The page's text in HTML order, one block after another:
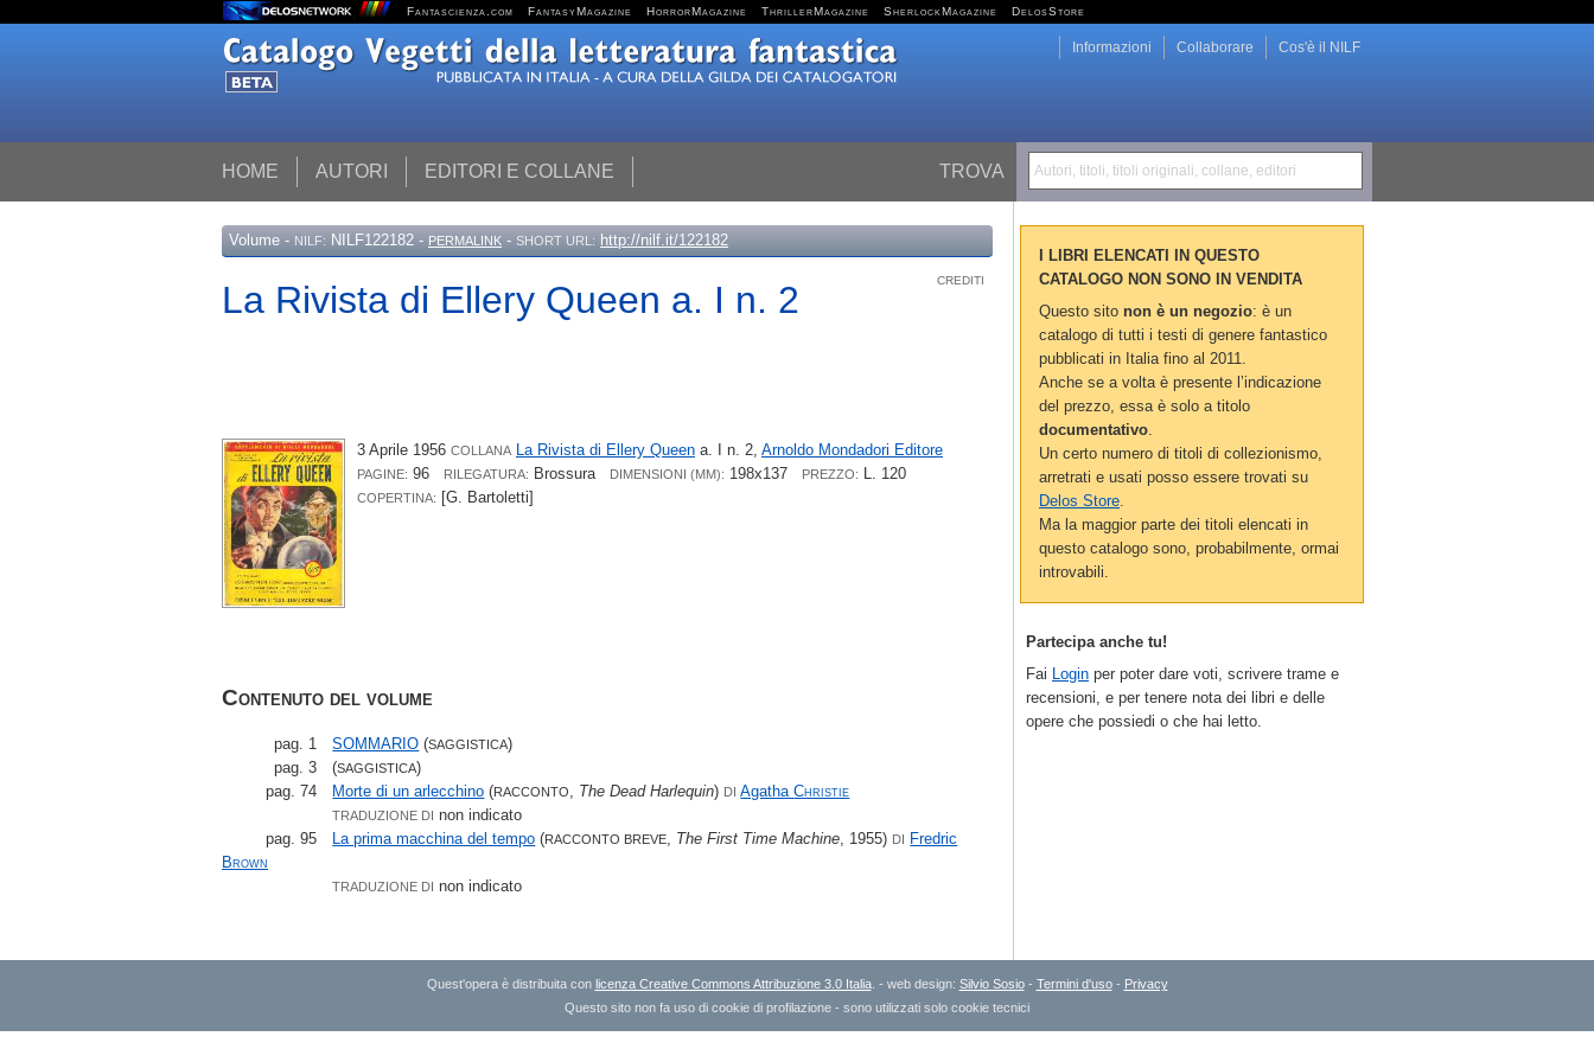
Fantascienza.com FantasyMagazine HorrorMagazine ThrillerMagazine SherlockMagazine DelosStore
TROVA Autori, titoli, titoli originali, collane, editori
HOME AUTORI EDITORI E COLLANE
Cos'è il NILF
Collaborare
Informazioni
Volume - NILF: NILF122182 - PERMALINK - SHORT URL: http://nilf.it/122182
La Rivista di Ellery Queen a. I n. 2 CREDITI
3 Aprile 1956 COLLANA La Rivista di Ellery Queen a. I n. 2, Arnoldo Mondadori Editore
PAGINE: 96 RILEGATURA: Brossura DIMENSIONI (MM): 198x137 PREZZO: L. 120
COPERTINA: [G. Bartoletti]
Contenuto del volume
pag. 1 SOMMARIO (SAGGISTICA)
pag. 3
(SAGGISTICA)
pag. 74
Morte di un arlecchino (RACCONTO The Dead Harlequin) DI AgathaChristie
TRADUZIONE DI non indicato
pag. 95
La prima macchina del tempo (RACCONTO BREVE The First Time Machine , 1955) DI Fredric
Brown
TRADUZIONE DI non indicato
I LIBRI ELENCATI IN QUESTO
CATALOGO NON SONO IN VENDITA
Questo sito non è un negozio: è un
catalogo di tutti i testi di genere fantastico
pubblicati in Italia fino al 2011.
Anche se a volta è presente l’indicazione
del prezzo, essa è solo a titolo
documentativo
Un certo numero di titoli di collezionismo,
arretrati e usati posso essere trovati su
Delos Store
Ma la maggior parte dei titoli elencati in
questo catalogo sono, probabilmente, ormai
introvabili.
Partecipa anche tu!
Fai Login per poter dare voti, scrivere trame e
recensioni, e per tenere nota dei libri e delle
opere che possiedi o che hai letto.
Quest'opera è distribuita con licenza Creative Commons Attribuzione 3.0 Italia. - web design: Silvio Sosio- Termini d'uso- Privacy
Questo sito non fa uso di cookie di profilazione - sono utilizzati solo cookie tecnici